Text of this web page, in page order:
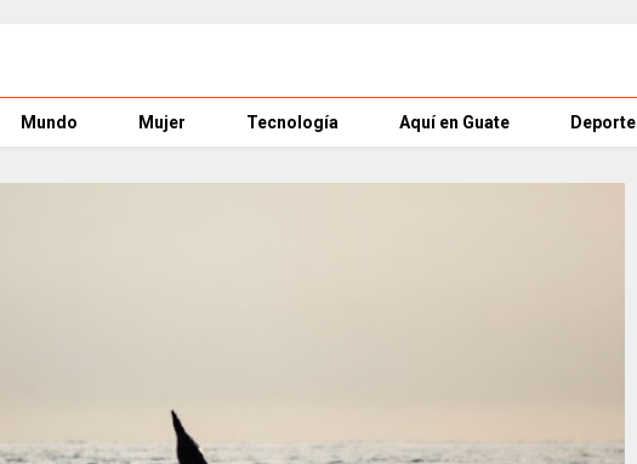
Mundo Mujer Tecnología Aquí en Guate Deporte